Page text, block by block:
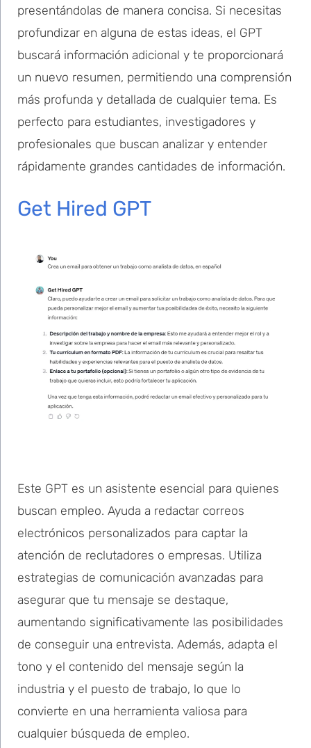
presentándolas de manera concisa. Si necesitas
profundizar en alguna de estas ideas, el GPT
buscará información adicional y te proporcionará
un nuevo resumen, permitiendo una comprensión
más profunda y detallada de cualquier tema. Es
perfecto para estudiantes, investigadores y
profesionales que buscan analizar y entender
rápidamente grandes cantidades de información.
Get Hired GPT
Este GPT es un asistente esencial para quienes
buscan empleo. Ayuda a redactar correos
electrónicos personalizados para captar la
atención de reclutadores o empresas. Utiliza
estrategias de comunicación avanzadas para
asegurar que tu mensaje se destaque,
aumentando significativamente las posibilidades
de conseguir una entrevista. Además, adapta el
tono y el contenido del mensaje según la
industria y el puesto de trabajo, lo que lo
convierte en una herramienta valiosa para
cualquier búsqueda de empleo.